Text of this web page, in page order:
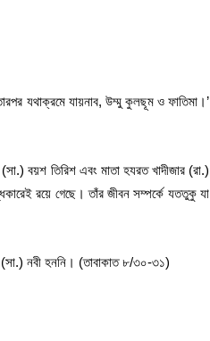
যথাক্রমে যায়নাব, উম্মু কুলছূম ও ফাতিমা।’
বয়শ তিরিশ এবং মাতা হযরত খাদীজার (রা.)
রয়ে গেছে। তাঁর জীবন সম্পর্কে যততুকু যা
(সা.) নবী হননি। (তাবাকাত ৮/৩০-৩১)